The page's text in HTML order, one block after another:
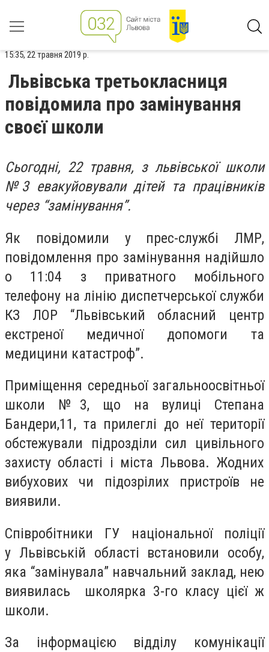
15:35, 22 травня 2019 р.
Львівська третьокласниця
повідомила про замінування
своєї школи
Сьогодні, 22 травня, з львівської школи
№3 евакуйовували дітей та працівників
через “замінування”.
Як повідомили у прес-службі ЛМР,
повідомлення про замінування надійшло
о 11:04 з приватного мобільного
телефону на лінію диспетчерської служби
КЗ ЛОР “Львівський обласний центр
екстреної медичної допомоги та
медицини катастроф”.
Приміщення середньої загальноосвітньої
школи №3, що на вулиці Степана
Бандери,11, та прилеглі до неї території
обстежували підрозділи сил цивільного
захисту області і міста Львова. Жодних
вибухових чи підозрілих пристроїв не
виявили.
Співробітники ГУ національної поліції
у Львівській області встановили особу,
яка “замінувала” навчальний заклад, нею
виявилась школярка 3-го класу цієї ж
школи.
За інформацією відділу комунікації